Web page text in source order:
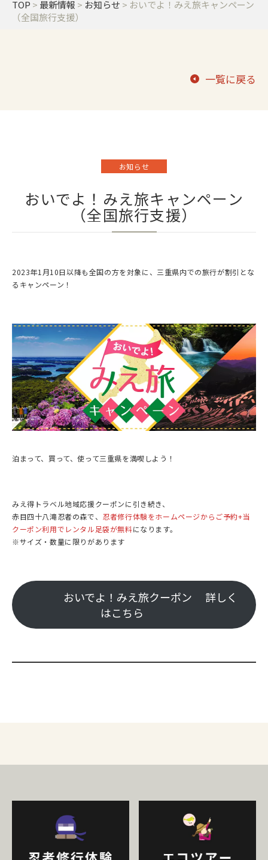
TOP > 最新情報 > お知らせ > おいでよ！みえ旅キャンペーン
（全国旅行支援）
一覧に戻る
お知らせ
おいでよ！みえ旅キャンペーン
（全国旅行支援）
2023年1月10日以降も全国の方を対象に、三重県内での旅行が割引とな
るキャンペーン！
泊まって、買って、使って三重県を満喫しよう！
みえ得トラベル地域応援クーポンに引き続き、
赤目四十八滝忍者の森で、 忍者修行体験をホームページからご予約+当
クーポン利用でレンタル足袋が無料になります。
※サイズ・数量に限りがあります
おいでよ！みえ旅クーポン 詳しく
はこちら